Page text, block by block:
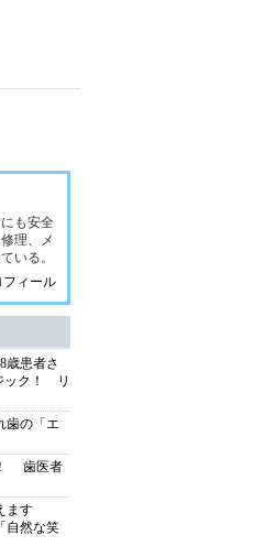
も安全
理、メ
いる。
フィール
歳患者さ
ック！ リ
歯の「エ
！ 歯医者
ます
自然な笑